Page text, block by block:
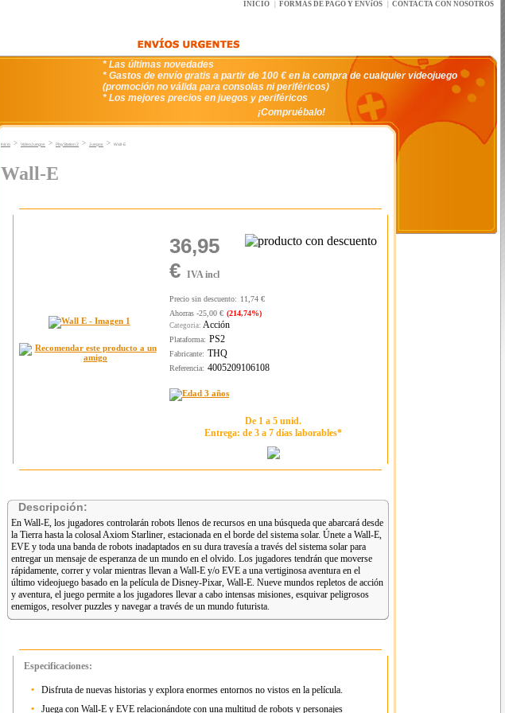
INICIO FORMAS DE PAGO Y ENVíOS CONTACTA CON NOSOTROS
* Las últimas novedades
* Gastos de envío gratis a partir de 100 € en la compra de cualquier videojuego
(promoción no válida para consolas ni periféricos)
* Los mejores precios en juegos y periféricos
¡Compruébalo!
Inicio > VideoJuegos > PlayStation 2 > Juegos > Wall-E
Wall-E
36,95
€ IVA incl
Precio sin descuento: 11,74 €
Ahorras -25,00 € (214,74%)
Categoria: Acción
Plataforma: PS2
Fabricante: THQ
Referencia: 4005209106108
De 1 a 5 unid.
Entrega: de 3 a 7 días laborables*
Descripción:
En Wall-E, los jugadores controlarán robots llenos de recursos en una búsqueda que abarcará desde
la Tierra hasta la colosal Axiom Starliner, estacionada en el borde del sistema solar. Únete a Wall-E,
EVE y toda una banda de robots inadaptados en su dura travesía a través del sistema solar para
entregar un mensaje de esperanza de un mundo en el olvido. Los jugadores tendrán que moverse
rápidamente, correr y volar mientras llevan a Wall-E y/o EVE a una vertiginosa aventura en el
último videojuego basado en la película de Disney-Pixar, Wall-E. Nueve mundos repletos de acción
y aventura, el juego permite a los jugadores llevar a cabo intensas misiones, esquivar peligrosos
enemigos, resolver puzzles y navegar a través de un mundo futurista.
Especificaciones:
•
Disfruta de nuevas historias y explora enormes entornos no vistos en la película.
•
Juega con Wall-E y EVE relacionándote con una multitud de robots y personajes